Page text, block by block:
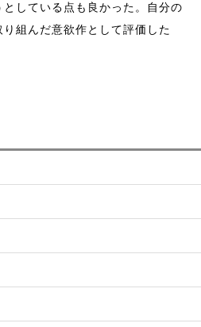
している点も良かった。自分の
組んだ意欲作として評価した